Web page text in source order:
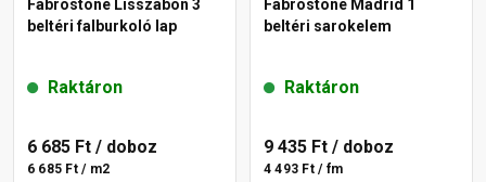
Fabrostone Lisszabon 3
beltéri falburkoló lap
Raktáron
6 685 Ft / doboz
6 685 Ft / m2
Fabrostone Madrid 1
beltéri sarokelem
Raktáron
9 435 Ft / doboz
4 493 Ft / fm